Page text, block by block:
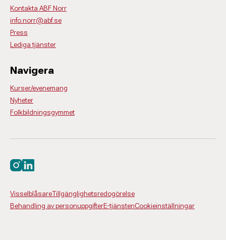
Kontakta ABF Norr
info.norr@abf.se
Press
Lediga tjänster
Navigera
Kurser/evenemang
Nyheter
Folkbildningsgymmet
VisselblåsareTillgänglighetsredogörelse
Behandling av personuppgifterE-tjänstenCookieinställningar
Besök oss på instagram
Besök oss på linkedin